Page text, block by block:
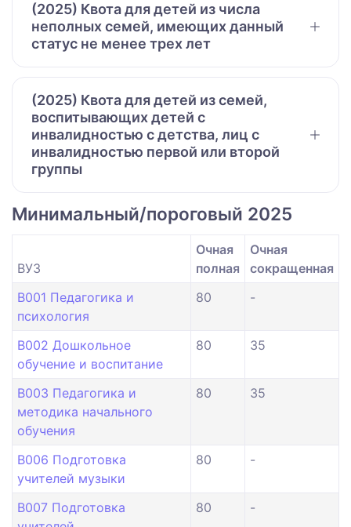
(2025) Квота для детей из числа
неполных семей, имеющих данный
статус не менее трех лет
(2025) Квота для детей из семей,
воспитывающих детей с
инвалидностью с детства, лиц с
инвалидностью первой или второй
группы
Минимальный/пороговый 2025
ВУЗ
Очная
полная
Очная
сокращенная
B001 Педагогика и
психология
80 -
B002 Дошкольное
обучение и воспитание
80 35
B003 Педагогика и
методика начального
обучения
80 35
B006 Подготовка
учителей музыки
80 -
B007 Подготовка
80 -